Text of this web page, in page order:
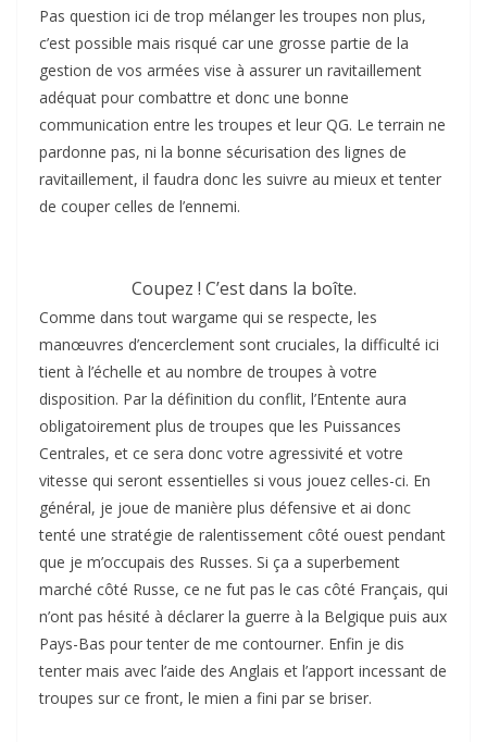
Pas question ici de trop mélanger les troupes non plus,
c’est possible mais risqué car une grosse partie de la
gestion de vos armées vise à assurer un ravitaillement
adéquat pour combattre et donc une bonne
communication entre les troupes et leur QG. Le terrain ne
pardonne pas, ni la bonne sécurisation des lignes de
ravitaillement, il faudra donc les suivre au mieux et tenter
de couper celles de l’ennemi.
Coupez ! C’est dans la boîte.
Comme dans tout wargame qui se respecte, les
manœuvres d’encerclement sont cruciales, la difficulté ici
tient à l’échelle et au nombre de troupes à votre
disposition. Par la définition du conflit, l’Entente aura
obligatoirement plus de troupes que les Puissances
Centrales, et ce sera donc votre agressivité et votre
vitesse qui seront essentielles si vous jouez celles-ci. En
général, je joue de manière plus défensive et ai donc
tenté une stratégie de ralentissement côté ouest pendant
que je m’occupais des Russes. Si ça a superbement
marché côté Russe, ce ne fut pas le cas côté Français, qui
n’ont pas hésité à déclarer la guerre à la Belgique puis aux
Pays-Bas pour tenter de me contourner. Enfin je dis
tenter mais avec l’aide des Anglais et l’apport incessant de
troupes sur ce front, le mien a fini par se briser.